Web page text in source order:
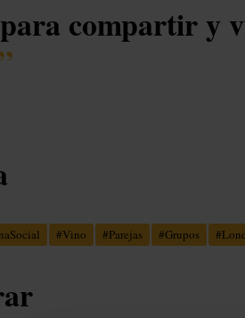
compartir y
#Vino #Parejas #Grupos #